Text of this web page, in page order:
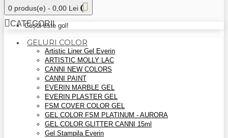
0 produs(e) - 0,00 Lei
Coșul este gol!
CATEGORII
GELURI COLOR
Artistic Liner Gel Everin
ARTISTIC MOLLY LAC
CANNI NEW COLORS
CANNI PAINT
EVERIN MARBLE GEL
EVERIN PLASTER GEL
FSM COVER COLOR GEL
GEL COLOR FSM PLATINUM - AURORA
GEL COLOR GLITTER CANNI 15ml
Gel Stampila Everin